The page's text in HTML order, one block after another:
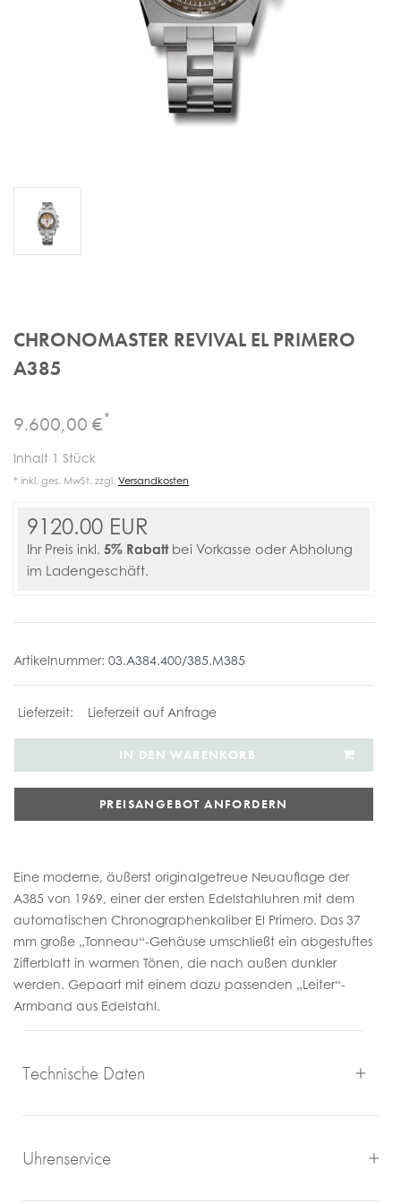
CHRONOMASTER REVIVAL EL PRIMERO
A385
9.600,00 €*
Inhalt 1 Stück
* inkl. ges. MwSt. zzgl. Versandkosten
9120.00 EUR
Ihr Preis inkl. 5% Rabattbei Vorkasse oder Abholung
im Ladengeschäft.
Artikelnummer: 03.A384.400/385.M385
Lieferzeit auf Anfrage
IN DEN WARENKORB
PREISANGEBOT ANFORDERN
Eine moderne, äußerst originalgetreue Neuauflage der
A385 von 1969, einer der ersten Edelstahluhren mit dem
automatischen Chronographenkaliber El Primero. Das 37
mm große „Tonneau“-Gehäuse umschließt ein abgestuftes
Zifferblatt in warmen Tönen, die nach außen dunkler
werden. Gepaart mit einem dazu passenden „Leiter“-
Armband aus Edelstahl.
Technische Daten
Uhrenservice